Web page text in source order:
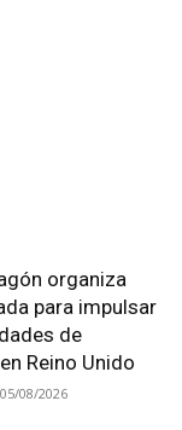
organiza
para impulsar
de
Reino Unido
05/08/2026